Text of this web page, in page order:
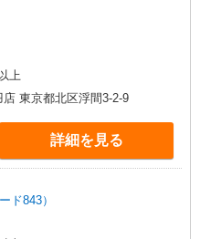
上
店 東京都北区浮間3-2-9
詳細を見る
ド843）